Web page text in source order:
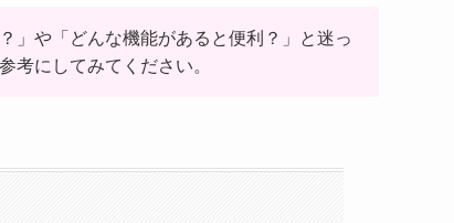
」や「どんな機能があると便利？」と迷っ
考にしてみてください。